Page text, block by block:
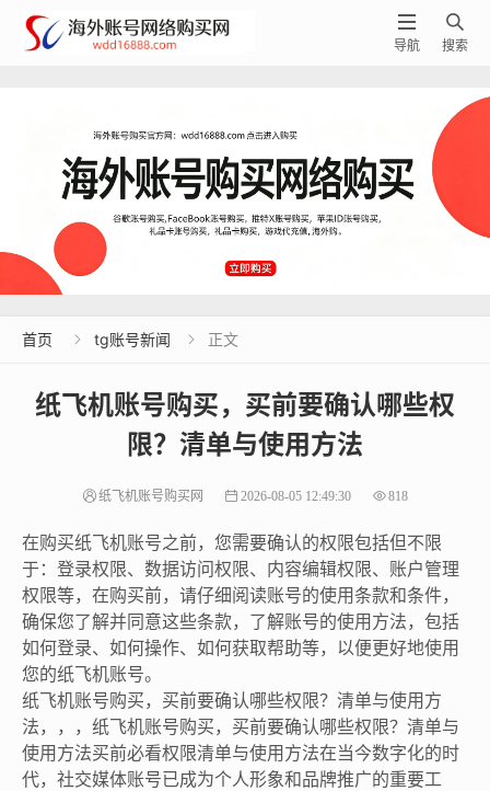

搜索

导航
首页  tg账号新闻  正文
纸飞机账号购买，买前要确认哪些权
限？清单与使用方法
纸飞机账号购买网 2026-08-05 12:49:30 818
在购买纸飞机账号之前，您需要确认的权限包括但不限
于：登录权限、数据访问权限、内容编辑权限、账户管理
权限等，在购买前，请仔细阅读账号的使用条款和条件，
确保您了解并同意这些条款，了解账号的使用方法，包括
如何登录、如何操作、如何获取帮助等，以便更好地使用
您的纸飞机账号。
纸飞机账号购买，买前要确认哪些权限？清单与使用方
法，，，纸飞机账号购买，买前要确认哪些权限？清单与
使用方法买前必看权限清单与使用方法在当今数字化的时
代，社交媒体账号已成为个人形象和品牌推广的重要工